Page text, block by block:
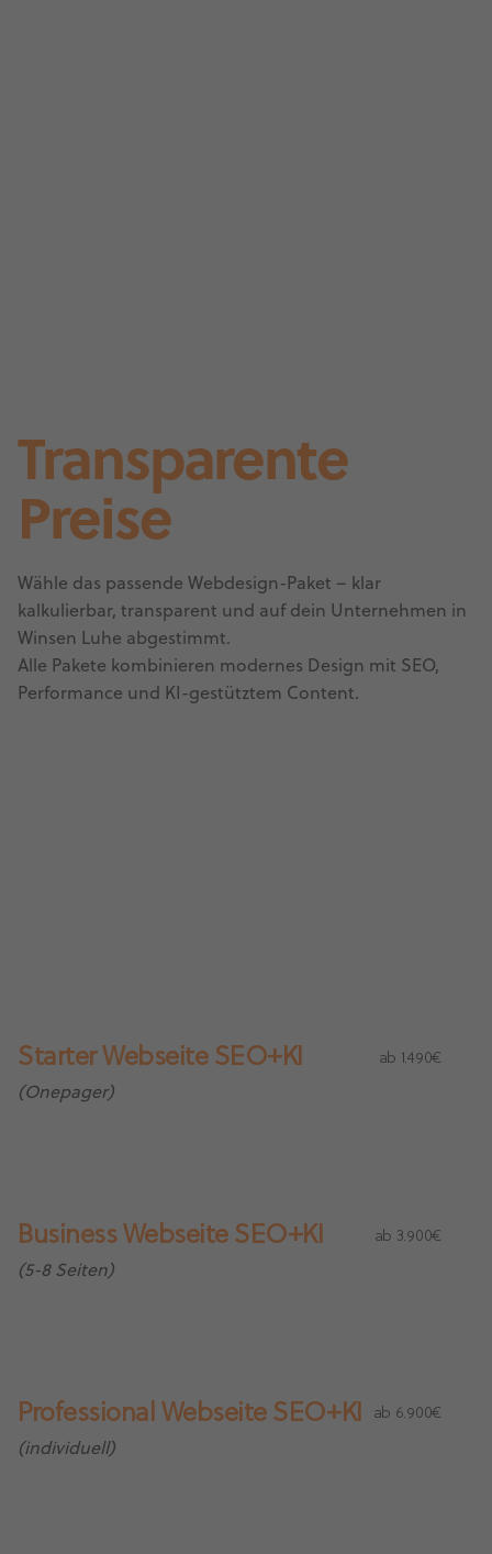
Transparente
Preise
Wähle das passende Webdesign-Paket – klar
kalkulierbar, transparent und auf dein Unternehmen in
Winsen Luhe abgestimmt.
Alle Pakete kombinieren modernes Design mit SEO,
Performance und KI-gestütztem Content.
Starter Webseite SEO+KI ab 1.490€
(Onepager)
Business Webseite SEO+KI ab 3.900€
(5-8 Seiten)
Professional Webseite SEO+KI ab 6.900€
(individuell)